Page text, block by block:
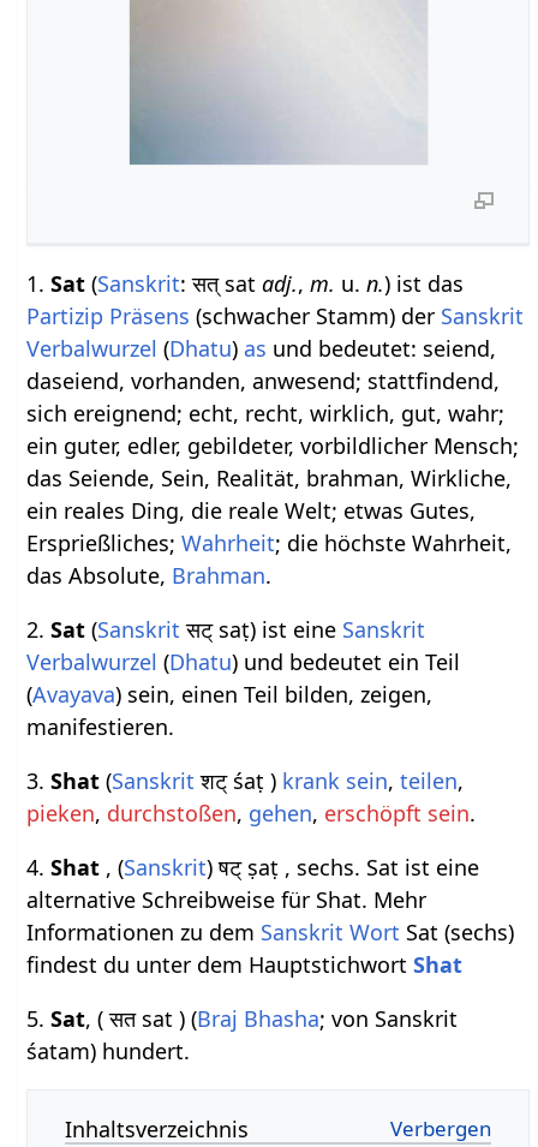
1.Sat (Sanskrit: सत् satadj.,m. u.n.) ist das
Partizip Präsens (schwacher Stamm) der Sanskrit
Verbalwurzel (Dhatu) as und bedeutet: seiend,
daseiend, vorhanden, anwesend; stattfindend,
sich ereignend; echt, recht, wirklich, gut, wahr;
ein guter, edler, gebildeter, vorbildlicher Mensch;
das Seiende, Sein, Realität, brahman, Wirkliche,
ein reales Ding, die reale Welt; etwas Gutes,
Ersprießliches;Wahrheit; die höchste Wahrheit,
das Absolute, Brahman.
2.Sat (Sanskrit सट् saṭ) ist eine Sanskrit
Verbalwurzel (Dhatu) und bedeutet ein Teil
(Avayava) sein, einen Teil bilden, zeigen,
manifestieren.
3.Shat (Sanskrit शट् śaṭ ) krank sein,teilen,
pieken, durchstoßen, gehen, erschöpft sein.
4.Shat , (Sanskrit) षट् ṣaṭ , sechs. Sat ist eine
alternative Schreibweise für Shat. Mehr
Informationen zu dem Sanskrit Wort Sat (sechs)
findest du unter dem HauptstichwortShat
5.Sat, ( सत sat ) (Braj Bhasha; von Sanskrit
śatam) hundert.
Inhaltsverzeichnis